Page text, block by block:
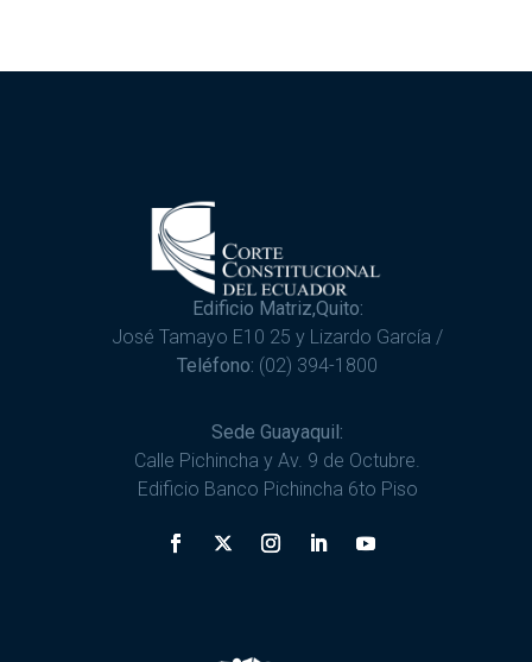
Edificio Matriz,Quito:
José Tamayo E10 25 y Lizardo García /
Teléfono: (02) 394-1800
Sede Guayaquil:
Calle Pichincha y Av. 9 de Octubre.
Edificio Banco Pichincha 6to Piso